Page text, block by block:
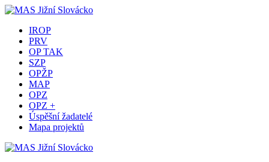
IROP
PRV
OP TAK
SZP
OPŽP
MAP
OPZ
OPZ +
Úspěšní žadatelé
Mapa projektů